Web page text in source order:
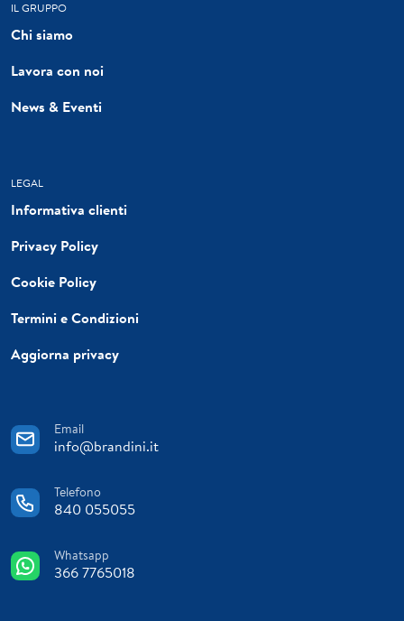
IL GRUPPO
Chi siamo
Lavora con noi
News & Eventi
LEGAL
Informativa clienti
Privacy Policy
Cookie Policy
Termini e Condizioni
Aggiorna privacy
Email
info@brandini.it
Telefono
840 055055
Whatsapp
366 7765018